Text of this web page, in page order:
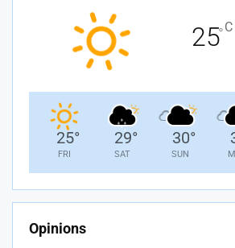
25°C
25°
FRI
29°
SAT
30°
SUN
Opinions